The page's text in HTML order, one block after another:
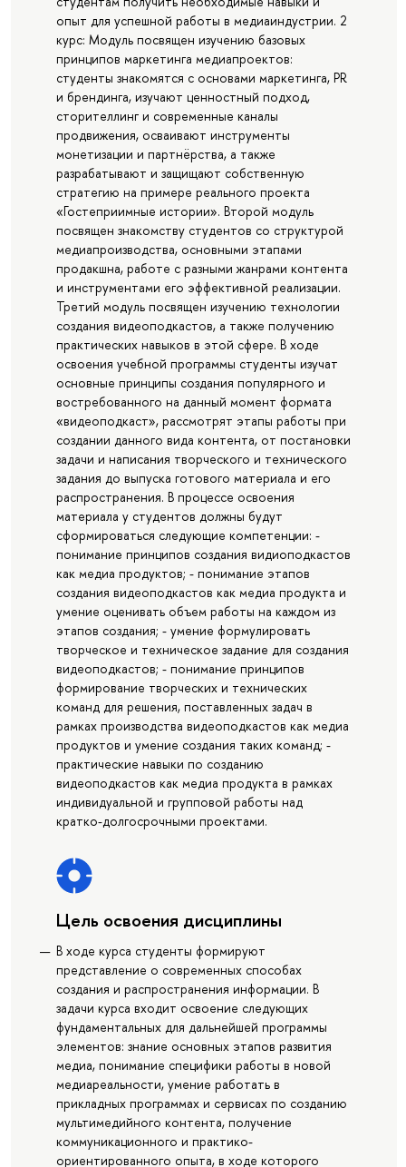
опыт для успешной работы в медиаиндустрии. 2
курс: Модуль посвящен изучению базовых
принципов маркетинга медиапроектов:
студенты знакомятся с основами маркетинга, PR
и брендинга, изучают ценностный подход,
сторителлинг и современные каналы
продвижения, осваивают инструменты
монетизации и партнёрства, а также
разрабатывают и защищают собственную
стратегию на примере реального проекта
«Гостеприимные истории». Второй модуль
посвящен знакомству студентов со структурой
медиапроизводства, основными этапами
продакшна, работе с разными жанрами контента
и инструментами его эффективной реализации.
Третий модуль посвящен изучению технологии
создания видеоподкастов, а также получению
практических навыков в этой сфере. В ходе
освоения учебной программы студенты изучат
основные принципы создания популярного и
востребованного на данный момент формата
«видеоподкаст», рассмотрят этапы работы при
создании данного вида контента, от постановки
задачи и написания творческого и технического
задания до выпуска готового материала и его
распространения. В процессе освоения
материала у студентов должны будут
сформироваться следующие компетенции: -
понимание принципов создания видиоподкастов
как медиа продуктов; - понимание этапов
создания видеоподкастов как медиа продукта и
умение оценивать объем работы на каждом из
этапов создания; - умение формулировать
творческое и техническое задание для создания
видеоподкастов; - понимание принципов
формирование творческих и технических
команд для решения, поставленных задач в
рамках производства видеоподкастов как медиа
продуктов и умение создания таких команд; -
практические навыки по созданию
видеоподкастов как медиа продукта в рамках
индивидуальной и групповой работы над
кратко-долгосрочными проектами.
Цель освоения дисциплины
В ходе курса студенты формируют
представление о современных способах
создания и распространения информации. В
задачи курса входит освоение следующих
фундаментальных для дальнейшей программы
элементов: знание основных этапов развития
медиа, понимание специфики работы в новой
медиареальности, умение работать в
прикладных программах и сервисах по созданию
мультимедийного контента, получение
коммуникационного и практико-
ориентированного опыта, в ходе которого